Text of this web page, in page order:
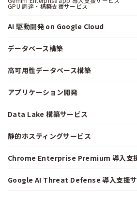
GPU 調達・構築支援サービス
AI 駆動開発 on Google Cloud
データベース構築
高可用性データベース構築
アプリケーション開発
Data Lake 構築サービス
静的ホスティングサービス
Chrome Enterprise Premium 導入支
Google AI Threat Defense 導入支援サ